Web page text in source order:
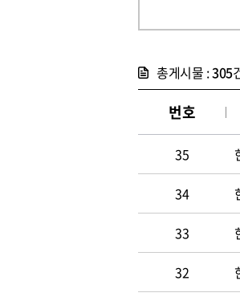
총게시물 :305
번호
35
34
33
32